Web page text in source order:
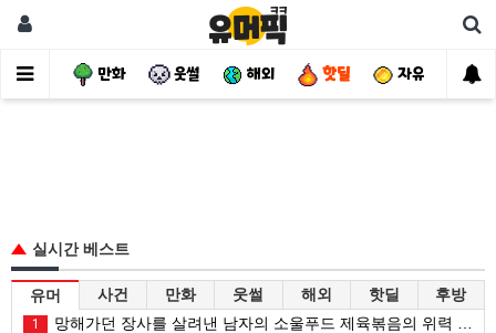
사건 만화 웃썰 해외 핫딜 자유
실시간 베스트
유머 사건 만화 웃썰 해외 핫딜 후방
1 망해가던 장사를 살려낸 남자의 소울푸드 제육볶음의 위력 ㅋㅋ